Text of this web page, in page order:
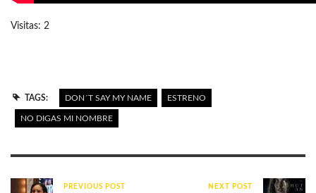
Visitas: 2
TAGS: DON´T SAY MY NAME ESTRENO
NO DIGAS MI NOMBRE
PREVIOUS POST NEXT POST